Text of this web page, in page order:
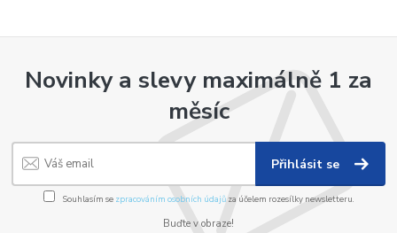
Novinky a slevy maximálně 1 za
měsíc
Přihlásit se
Souhlasím se zpracováním osobních údajůza účelem rozesílky newsletteru.
Buďte v obraze!